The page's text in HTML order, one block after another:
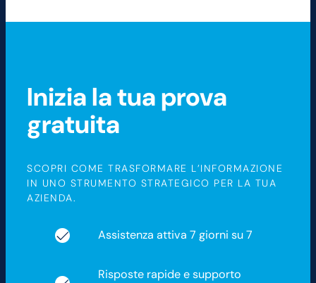
Inizia la tua prova
gratuita
SCOPRI COME TRASFORMARE L’INFORMAZIONE
IN UNO STRUMENTO STRATEGICO PER LA TUA
AZIENDA.
Assistenza attiva 7 giorni su 7
Risposte rapide e supporto